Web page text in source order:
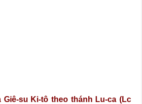
Giê-su Ki-tô theo thánh Lu-ca (Lc